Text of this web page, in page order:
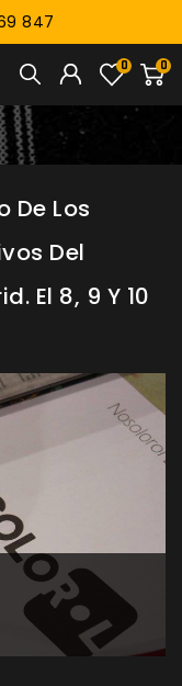
847
0
0
De Los
Del
El 8, 9 Y 10